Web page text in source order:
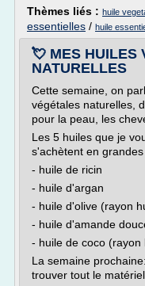
Thèmes liés : huile
essentielles / huile
💘 MES HUILES
NATURELLES
Cette semaine, on
végétales naturelles,
pour la peau, les
Les 5 huiles que je
s'achètent en
- huile de ricin
- huile d'argan
- huile d'olive (rayon
- huile d'amande
- huile de coco (rayon
La semaine
trouver tout le matériel